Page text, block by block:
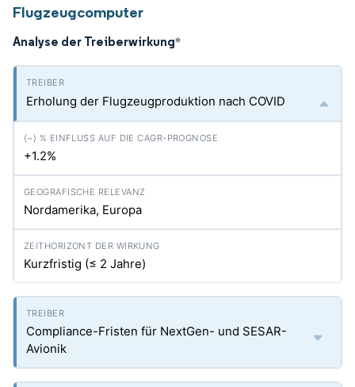
Flugzeugcomputer
Analyse der Treiberwirkung*
Erholung der Flugzeugproduktion nach COVID
+1.2%
Nordamerika, Europa
Kurzfristig (≤ 2 Jahre)
Compliance-Fristen für NextGen- und SESAR-
Avionik